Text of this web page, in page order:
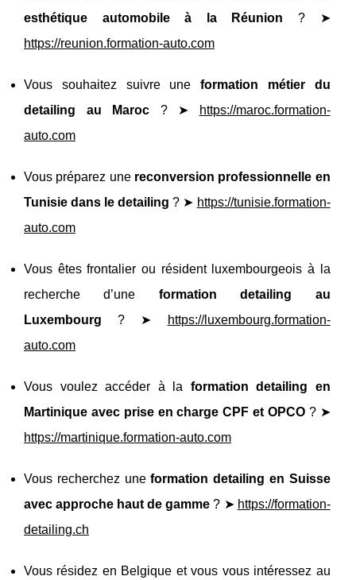
esthétique automobile à la Réunion ? ➤
https://reunion.formation-auto.com
Vous souhaitez suivre uneformation métier du
detailing au Maroc ? ➤
https://maroc.formation-
auto.com
Vous préparez une reconversion professionnelle en
Tunisie dans le detailing ? ➤ https://tunisie.formation-
auto.com
Vous êtes frontalier ou résident luxembourgeois à la
recherche d’une formation detailing au
Luxembourg ? ➤
https://luxembourg.formation-
auto.com
Vous voulez accéder à la formation detailing en
Martinique avec prise en charge CPF et OPCO? ➤
https://martinique.formation-auto.com
Vous recherchez uneformation detailing en Suisse
avec approche haut de gamme ? ➤ https://formation-
detailing.ch
Vous résidez en Belgique et vous vous intéressez au